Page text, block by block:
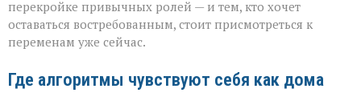
правила
игры»
перекройке привычных ролей — и тем, кто хочет
оставаться востребованным, стоит присмотреться к
переменам уже сейчас.
Где алгоритмы чувствуют себя как дома